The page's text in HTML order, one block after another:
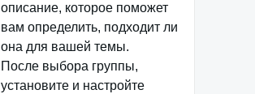
описание, которое поможет
вам определить, подходит ли
она для вашей темы.
После выбора группы,
установите и настройте